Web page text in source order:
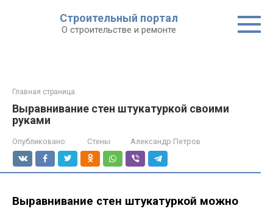
Строительный портал
О строительстве и ремонте
Главная страница
Выравнивание стен штукатуркой своими
руками
Опубликовано: Стены Александр Петров
Выравнивание стен штукатуркой можно